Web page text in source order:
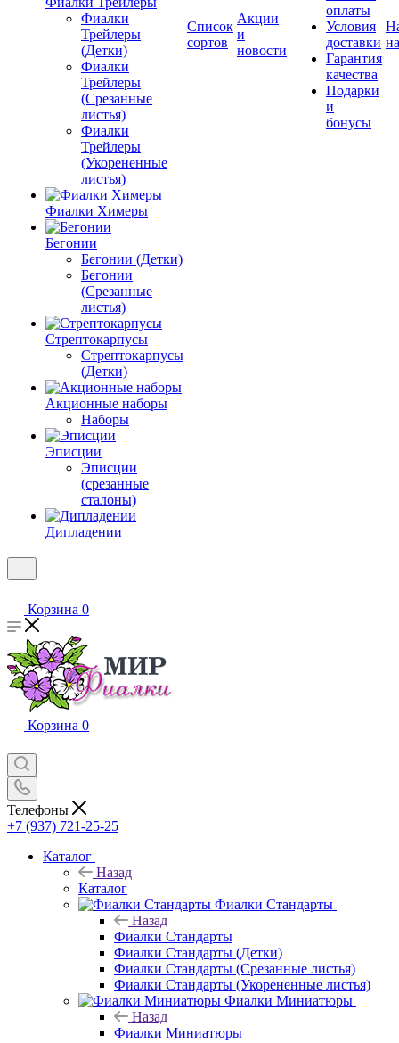
Фиалки
Трейлеры
(Детки)
Фиалки
Трейлеры
(Срезанные
листья)
Фиалки
Трейлеры
(Укорененные
листья)
Фиалки Химеры
Бегонии
Бегонии (Детки)
Бегонии
(Срезанные
листья)
Стрептокарпусы
Стрептокарпусы
(Детки)
Акционные наборы
Наборы
Эписции
Эписции
(срезанные
сталоны)
Дипладении
Список
сортов
Акции
и
новости
оплаты
Условия
доставки
Гарантия
качества
Подарки
и
бонусы
Корзина 0
Корзина 0
Телефоны
+7 (937) 721-25-25
Каталог
Назад
Каталог
Фиалки Стандарты
Назад
Фиалки Стандарты
Фиалки Стандарты (Детки)
Фиалки Стандарты (Срезанные листья)
Фиалки Стандарты (Укорененные листья)
Фиалки Миниатюры
Назад
Фиалки Миниатюры